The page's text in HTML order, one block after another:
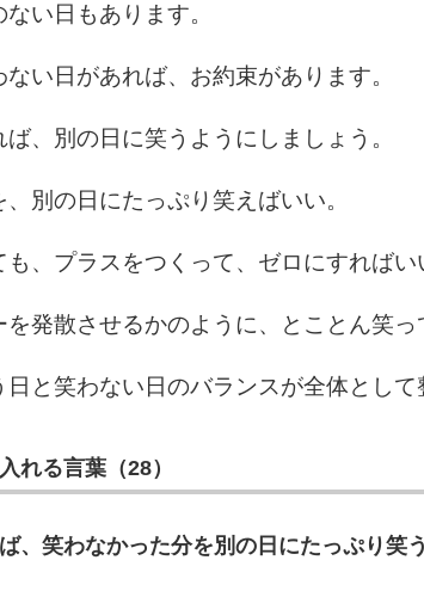
い日もあります。
い日があれば、お約束があります。
、別の日に笑うようにしましょう。
別の日にたっぷり笑えばいい。
、プラスをつくって、ゼロにすればい
発散させるかのように、とことん笑っ
と笑わない日のバランスが全体として
れる言葉（28）
、笑わなかった分を別の日にたっぷり笑